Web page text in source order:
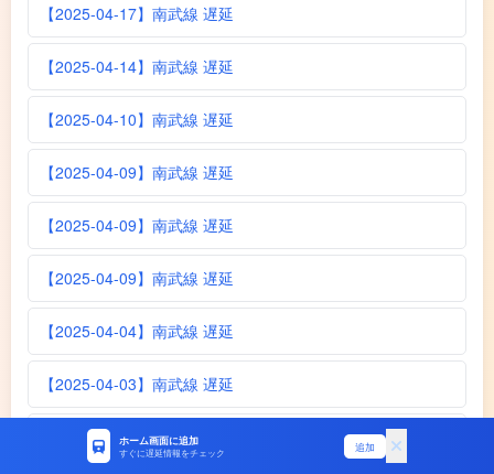
【2025-04-17】南武線 遅延
【2025-04-14】南武線 遅延
【2025-04-10】南武線 遅延
【2025-04-09】南武線 遅延
【2025-04-09】南武線 遅延
【2025-04-09】南武線 遅延
【2025-04-04】南武線 遅延
【2025-04-03】南武線 遅延
【2025-04-02】南武線 遅延
ホーム画面に追加
すぐに遅延情報をチェック 追加